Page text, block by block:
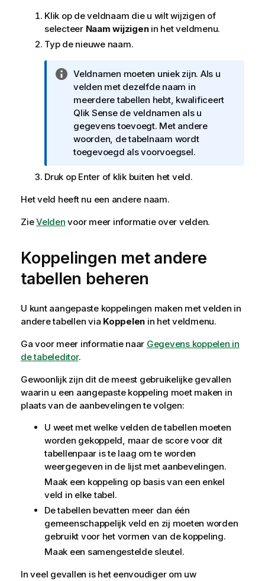
Klik op de veldnaam die u wilt wijzigen of
selecteer Naam wijzigenin het veldmenu.
Typ de nieuwe naam.
I
n
f
o
r
m
a
i
Veldnamen moeten uniek zijn. Als u
velden met dezelfde naam in
meerdere tabellen hebt, kwalificeert
Qlik Sensede veldnamen als u
gegevens toevoegt. Met andere
woorden, de tabelnaam wordt
toegevoegd als voorvoegsel.
Druk op Enter of klik buiten het veld.
Het veld heeft nu een andere naam.
ZieVelden voor meer informatie over velden.
Koppelingen met andere
tabellen beheren
U kunt aangepaste koppelingen maken met velden in
andere tabellen via Koppelen in het veldmenu.
Ga voor meer informatie naar Gegevens koppelen in
de tabeleditor.
Gewoonlijk zijn dit de meest gebruikelijke gevallen
waarin u een aangepaste koppeling moet maken in
plaats van de aanbevelingen te volgen:
U weet met welke velden de tabellen moeten
worden gekoppeld, maar de score voor dit
tabellenpaar is te laag om te worden
weergegeven in de lijst met aanbevelingen.
Maak een koppeling op basis van een enkel
veld in elke tabel.
De tabellen bevatten meer dan één
gemeenschappelijk veld en zij moeten worden
gebruikt voor het vormen van de koppeling.
Maak een samengestelde sleutel.
In veel gevallen is het eenvoudiger om uw